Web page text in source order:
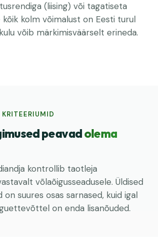
(liising) või tagatiseta
kolm võimalust on Eesti turul
võib märkimisväärselt erineda.
peavadolema
kontrollib taotleja
võlaõigusseadusele. Üldised
on suures osas sarnased, kuid igal
on enda lisanõuded.